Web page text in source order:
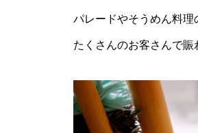
ー
食べ
き氷
氷
パレードやそうめん料
たくさんのお客さんで賑